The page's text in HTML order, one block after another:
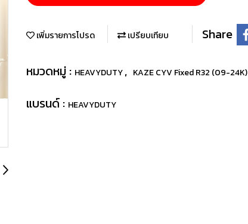
เพิ่มรายการโปรด เปรียบเทียบ Share
หมวดหมู่ : HEAVYDUTY, KAZE CYV Fixed R32 (09-24K)
แบรนด์ : HEAVYDUTY